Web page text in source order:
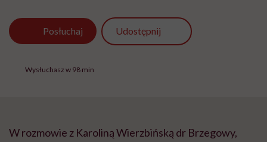
Posłuchaj Udostępnij
Wysłuchasz w 98 min
W rozmowie z Karoliną Wierzbińską dr Brzegowy,